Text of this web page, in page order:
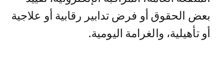
بعض الحقوق أو فرض تدابير رقابية أو علاجية
أو تأهيلية، والغرامة اليومية.